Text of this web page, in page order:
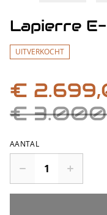
Lapierre
UITVERKOCHT
€
€
AANTAL